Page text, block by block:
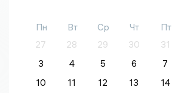
Пн Вт Ср Чт Пт
27
28 29 30 31
3
4 5 6 7
10
11 12 13 14